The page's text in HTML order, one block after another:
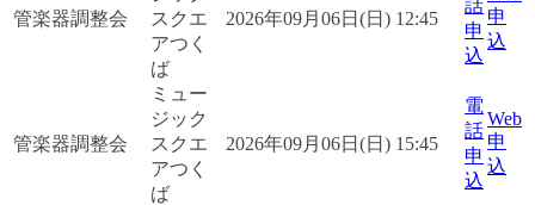
管楽器調整会
スクエ
アつく
ば
2026年09月06日(日) 12:45
話
申
込
申
込
管楽器調整会
ミュー
ジック
スクエ
アつく
ば
2026年09月06日(日) 15:45
電
話
申
込
Web
申
込